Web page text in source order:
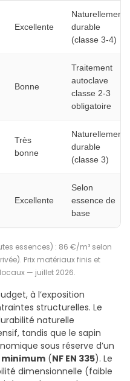
Excellente
Naturellement
durable
(classe 3-4)
Bonne
Traitement
autoclave
classe 2-3
obligatoire
Très
bonne
Naturellement
durable
(classe 3)
Excellente
Selon
essence de
base
essences) : 86 €/m³ selon
Prix matériaux finis et
— juillet 2026.
à l’exposition
structurelles. Le
naturelle
tandis que le sapin
sous réserve d’un
minimum (NF EN 335). Le
dimensionnelle (faible